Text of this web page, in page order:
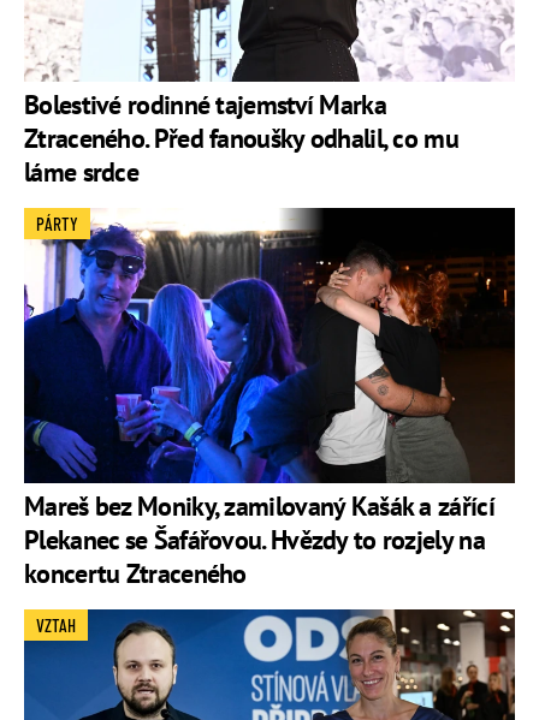
Bolestivé rodinné tajemství Marka
Ztraceného. Před fanoušky odhalil, co mu
láme srdce
Mareš bez Moniky, zamilovaný Kašák a zářící
Plekanec se Šafářovou. Hvězdy to rozjely na
koncertu Ztraceného
PÁRTY
VZTAH